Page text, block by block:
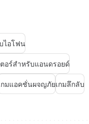
ไอโฟน
ตอร์สำหรับแอนดรอยด์
กมแอคชั่นผจญภัยเกมลึกลับ